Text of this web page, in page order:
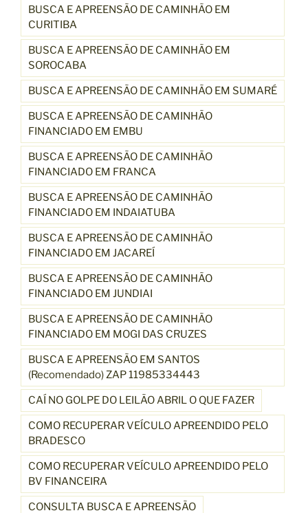
BUSCA E APREENSÃO DE CAMINHÃO EM
CURITIBA
BUSCA E APREENSÃO DE CAMINHÃO EM
SOROCABA
BUSCA E APREENSÃO DE CAMINHÃO EM SUMARÉ
BUSCA E APREENSÃO DE CAMINHÃO
FINANCIADO EM EMBU
BUSCA E APREENSÃO DE CAMINHÃO
FINANCIADO EM FRANCA
BUSCA E APREENSÃO DE CAMINHÃO
FINANCIADO EM INDAIATUBA
BUSCA E APREENSÃO DE CAMINHÃO
FINANCIADO EM JACAREÍ
BUSCA E APREENSÃO DE CAMINHÃO
FINANCIADO EM JUNDIAI
BUSCA E APREENSÃO DE CAMINHÃO
FINANCIADO EM MOGI DAS CRUZES
BUSCA E APREENSÃO EM SANTOS
(Recomendado) ZAP 11985334443
CAÍ NO GOLPE DO LEILÃO ABRIL O QUE FAZER
COMO RECUPERAR VEÍCULO APREENDIDO PELO
BRADESCO
COMO RECUPERAR VEÍCULO APREENDIDO PELO
BV FINANCEIRA
CONSULTA BUSCA E APREENSÃO